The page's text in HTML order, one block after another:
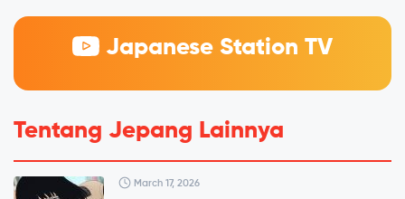
Japanese Station TV
Tentang Jepang Lainnya
March 17, 2026